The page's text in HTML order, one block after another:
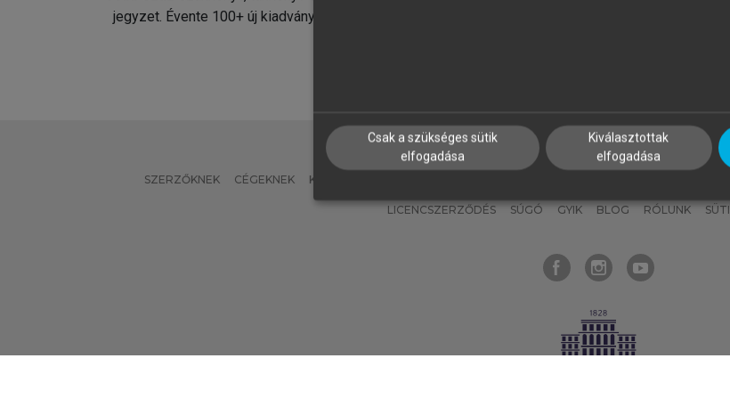
jegyzet. Évente 100+ új kiadvány.
SZERZŐKNEK CÉGEKNEK KÖNYVTÁROSOKNAK MI
LICENCSZERZŐDÉS SÚGÓ GYIK BLOG RÓLUNK
Csak a szükséges sütik
elfogadása
Kiválasztottak
elfogadása